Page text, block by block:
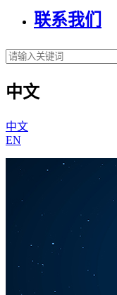
联系我们
中文
中文
EN